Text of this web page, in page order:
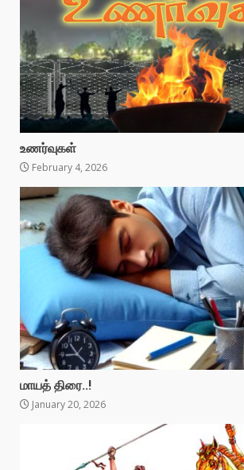
உணர்வுகள்
February 4, 2026
மாயத் திரை..!
January 20, 2026